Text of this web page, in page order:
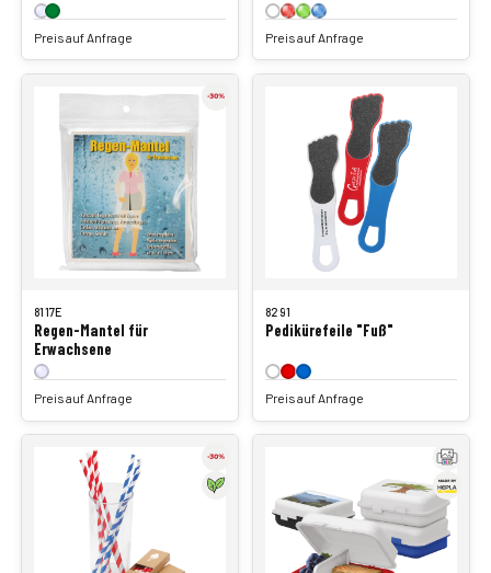
Preis auf Anfrage Preis auf Anfrage
8117E
Regen-Mantel für
Erwachsene
Preis auf Anfrage
8291
Pedikürefeile "Fuß"
Preis auf Anfrage